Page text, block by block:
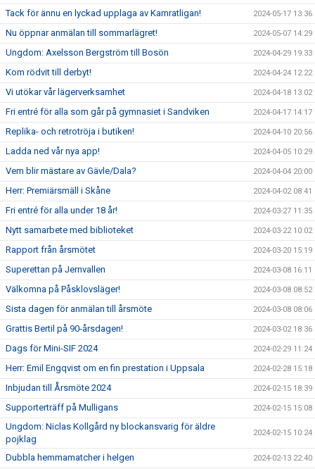
Tack för ännu en lyckad upplaga av Kamratligan! 2024-05-17 13:36
Nu öppnar anmälan till sommarlägret! 2024-05-07 14:29
Ungdom: Axelsson Bergström till Bosön 2024-04-29 19:33
Kom rödvit till derbyt! 2024-04-24 12:22
Vi utökar vår lägerverksamhet 2024-04-18 13:02
Fri entré för alla som går på gymnasiet i Sandviken 2024-04-17 14:17
Replika- och retrotröja i butiken! 2024-04-10 20:56
Ladda ned vår nya app! 2024-04-05 10:29
Vem blir mästare av Gävle/Dala? 2024-04-04 20:00
Herr: Premiärsmäll i Skåne 2024-04-02 08:41
Fri entré för alla under 18 år! 2024-03-27 11:35
Nytt samarbete med biblioteket 2024-03-22 10:02
Rapport från årsmötet 2024-03-20 15:19
Superettan på Jernvallen 2024-03-08 16:11
Välkomna på Påsklovsläger! 2024-03-08 08:52
Sista dagen för anmälan till årsmöte 2024-03-08 08:06
Grattis Bertil på 90-årsdagen! 2024-03-02 18:36
Dags för Mini-SIF 2024 2024-02-29 11:24
Herr: Emil Engqvist om en fin prestation i Uppsala 2024-02-28 15:18
Inbjudan till Årsmöte 2024 2024-02-15 18:39
Supporterträff på Mulligans 2024-02-15 15:08
Ungdom: Niclas Kollgård ny blockansvarig för äldre
pojklag
2024-02-15 10:24
Dubbla hemmamatcher i helgen 2024-02-13 22:40